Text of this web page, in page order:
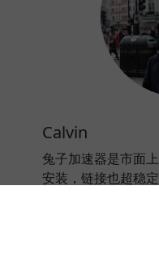
Calvin
兔子加速器是市面
安装，链接也超稳